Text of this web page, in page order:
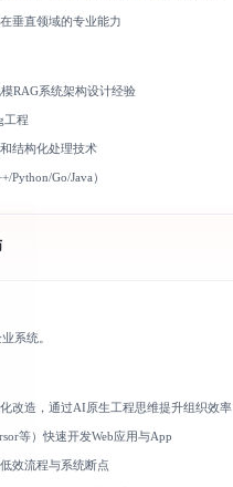
垂直领域的专业能力
RAG系统架构设计经验
工程
结构化处理技术
Python/Go/Java）
系统。
改造，通过AI原生工程思维提升组织效率
等）快速开发Web应用与App
效流程与系统断点